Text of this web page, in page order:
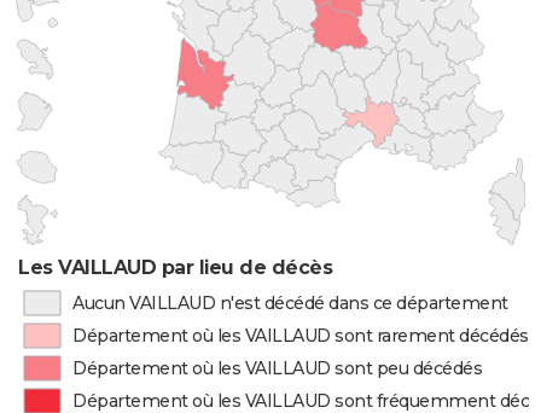
Les VAILLAUD par lieu de décès
Aucun VAILLAUD n'est décédé dans ce département
Département où les VAILLAUD sont rarement décédés
Département où les VAILLAUD sont peu décédés
Département où les VAILLAUD sont fréquemment